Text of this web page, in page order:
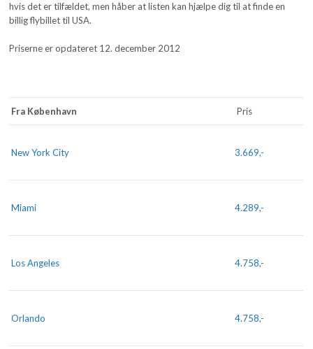
hvis det er tilfældet, men håber at listen kan hjælpe dig til at finde en
billig flybillet til USA.
Priserne er opdateret 12. december 2012
Fra København Pris
New York City 3.669,-
Miami 4.289,-
Los Angeles 4.758,-
Orlando 4.758,-